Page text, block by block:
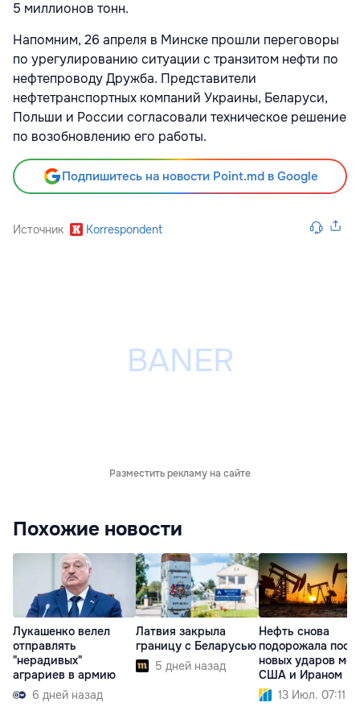
5 миллионов тонн.
Напомним, 26 апреля в Минске прошли переговоры
по урегулированию ситуации с транзитом нефти по
нефтепроводу Дружба. Представители
нефтетранспортных компаний Украины, Беларуси,
Польши и России согласовали техническое решение
по возобновлению его работы.
Подпишитесь на новости Point.md в Google
Источник Korrespondent
Разместить рекламу на сайте
Похожие новости
Лукашенко велел
отправлять
"нерадивых"
аграриев в армию
6 дней назад
Латвия закрыла
границу с Беларусью
5 дней назад
Нефть снова
подорожала
новых ударов
США и Ираном
13 Июл. 07:11